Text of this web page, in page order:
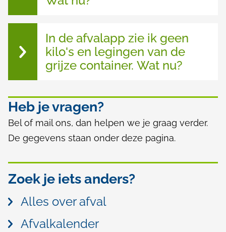
i
n
In de afvalapp zie ik geen
kilo's en legingen van de
grijze container. Wat nu?
Heb je vragen?
Bel of mail ons, dan helpen we je graag verder.
De gegevens staan onder deze pagina.
Zoek je iets anders?
Alles over afval
Afvalkalender